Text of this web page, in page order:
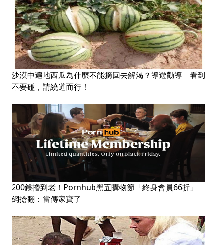
沙漠中遍地西瓜為什麼不能摘回去解渴？導遊勸導：看到
不要碰，請繞道而行！
200鎂擼到老！Pornhub黑五購物節「終身會員66折」
網搶翻：當傳家寶了